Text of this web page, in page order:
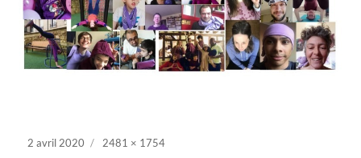
Posted
2 avril 2020
Full
2481 × 1754